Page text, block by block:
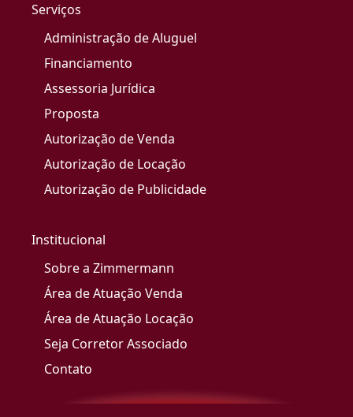
Serviços
Administração de Aluguel
Financiamento
Assessoria Jurídica
Proposta
Autorização de Venda
Autorização de Locação
Autorização de Publicidade
Institucional
Sobre a Zimmermann
Área de Atuação Venda
Área de Atuação Locação
Seja Corretor Associado
Contato